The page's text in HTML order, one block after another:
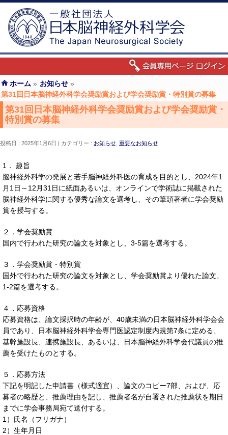
ホーム » お知らせ »
第31回日本脳神経外科学会奨励賞および学会奨励賞・特別賞の募集
第31回日本脳神経外科学会奨励賞および学会奨励賞・
特別賞の募集
投稿日 : 2025年1月6日 カテゴリー : お知らせ 重要なお知らせ
1． 趣旨
脳神経外科学の発展と若手脳神経外科医の育成を目的とし、2024年1
月1日～12月31日に紙面あるいは、オンラインで学術誌に掲載された
脳神経外科学に関する優秀な論文を選考し、その筆頭著者に学会奨励
賞を授与する。
２．学会奨励賞
国内で行われた研究の論文を対象とし、3-5篇を選考する。
３．学会奨励賞・特別賞
国外で行われた研究の論文を対象とし、学会奨励賞より優れた論文、
1-2篇を選考する。
４．応募資格
応募資格は、論文採択時の年齢が、40歳未満の日本脳神経外科学会会
員であり、日本脳神経外科学会専門医認定制度内規第7条に定める、
基幹施設長、連携施設長、あるいは、日本脳神経外科学会代議員の推
薦を受けたものとする。
５．応募方法
下記を明記した申請書（様式適宜）、論文のコピー7部、および、応
募者の略歴と、推薦理由を記し、推薦者名が自署された推薦状を期日
までに学会事務局宛て送付する。
1）氏名（フリガナ）
2）生年月日